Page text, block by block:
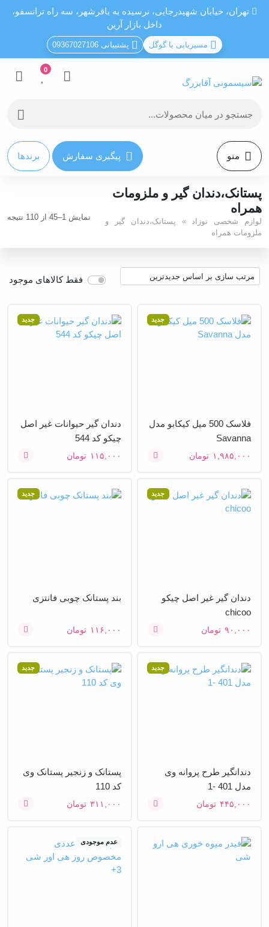
تهران، خيابان شهيدرجايى، نرسیده به باقرشهر، سه راه ترانسفو،
داخل بازار آرین
مسیریابی با گوگل پشتیبانی 09367027106
0
منو پیگیری سفارش برندها
پستانک،دندان گیر و ملزومات
همراه
لوازم شخصی نوزاد » پستانک،دندان گیر و
ملزومات همراه
نمایش 1–45 از 110 نتیجه
فقط کالاهای موجود
جدید
فلاسک 500 میل کیکابو مدل
Savanna
۱,۹۸۵,۰۰۰ تومان
جدید
دندان گیر حیوانات غیر اصل
چیکو کد 544
۱۱۵,۰۰۰ تومان
جدید
دندان گیر غیر اصل چیکو
chicoo
۹۰,۰۰۰ تومان
جدید
بند پستانک چوبی فانتزی
۱۱۶,۰۰۰ تومان
جدید
دندانگیر طرح پروانه وی
مدل 401 -1
۴۴۵,۰۰۰ تومان
جدید
پستانک و زنجیر پستانک وی
کد 110
۳۱۱,۰۰۰ تومان
عدم موجودی